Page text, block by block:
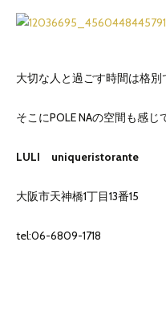
大切な人と過ごす時間は格別
そこにPOLE NAの空間も感
LULI uniqueristorante
大阪市天神橋1丁目13番15
tel:06-6809-1718